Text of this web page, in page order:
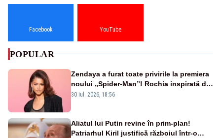
Facebook YouTube
POPULAR
Zendaya a furat toate privirile la premiera
noului „Spider-Man”! Rochia inspirată de
pânza de păianjen a făcut senzație
30 iul. 2026, 18:56
Aliatul lui Putin revine în prim-plan!
Patriarhul Kiril justifică războiul într-o